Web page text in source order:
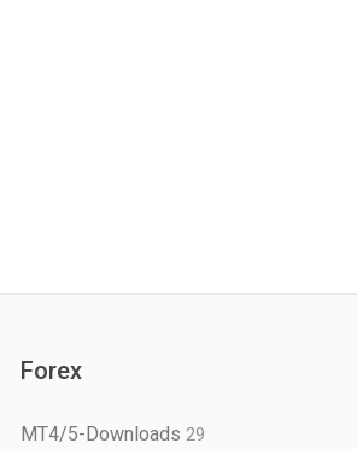
Forex
MT4/5-Downloads 29